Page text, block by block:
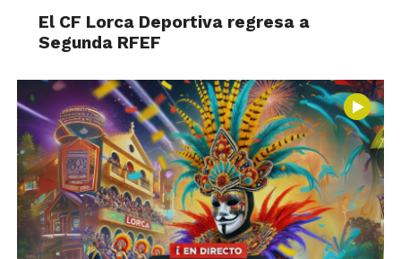
El CF Lorca Deportiva regresa a
Segunda RFEF